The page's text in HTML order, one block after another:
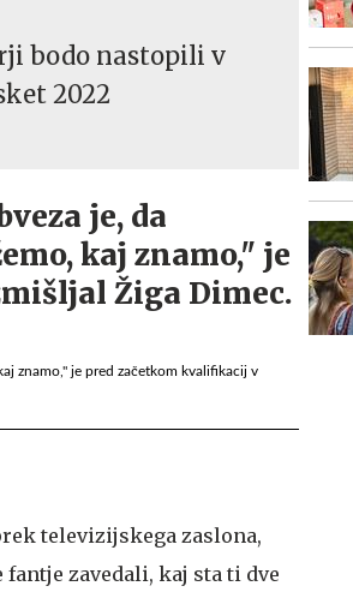
bodo nastopili v
2022
znamo," je pred začetkom kvalifikacij v
televizijskega zaslona,
zavedali, kaj sta ti dve